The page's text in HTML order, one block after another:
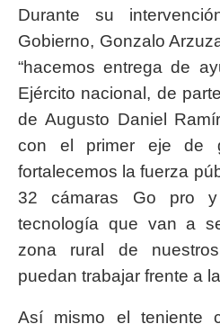
Durante su
Gobierno, Gonzalo
“hacemos entrega de
Ejército nacional, de
de Augusto Daniel
con el primer eje de
fortalecemos la fuerza
32 cámaras Go pro
tecnología que van a
zona rural de
puedan trabajar frente a
Así mismo el teniente